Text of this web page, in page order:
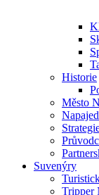
Historie
Město
Suvenýry
Tripper